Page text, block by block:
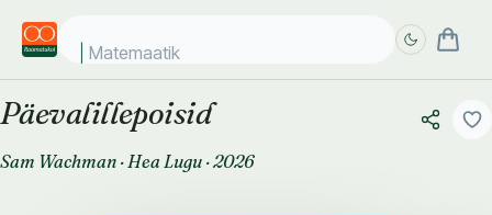
Matemaatika k
Päevalillepoisid
Sam Wachman ·Hea Lugu ·2026